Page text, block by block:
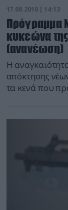
17.08.2010 | 14:13
Πρόγραμμα
κυκεώνα
(ανανέωση)
Η
απόκτησης
τα κενά που
συμπληρώσει